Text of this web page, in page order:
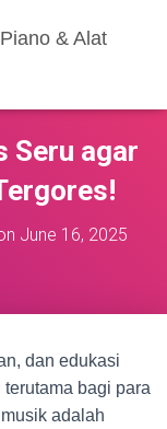
& Alat
Seru agar
June 16, 2025
dan edukasi
bagi para
adalah